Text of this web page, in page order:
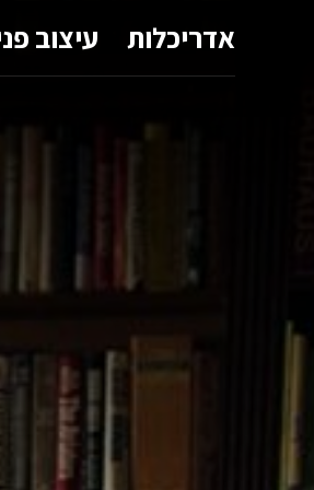
אדריכלות עיצוב